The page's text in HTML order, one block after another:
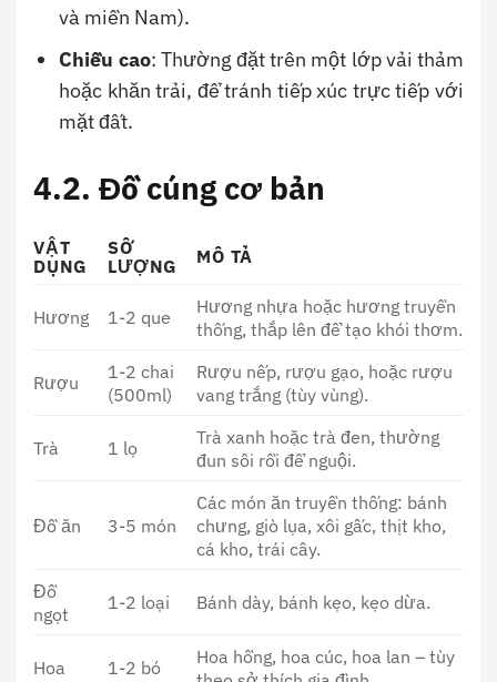
và miền Nam).
Chiều cao: Thường đặt trên một lớp vải thảm
hoặc khăn trải, để tránh tiếp xúc trực tiếp với
mặt đất.
4.2. Đồ cúng cơ bản
VẬT
DỤNG
SỐ
LƯỢNG
MÔ TẢ
Hương 1-2 que
Hương nhựa hoặc hương truyền
thống, thắp lên để tạo khói thơm.
Rượu
1-2 chai
(500ml)
Rượu nếp, rượu gạo, hoặc rượu
vang trắng (tùy vùng).
Trà 1 lọ
Trà xanh hoặc trà đen, thường
đun sôi rồi để nguội.
Đồ ăn 3-5 món
Các món ăn truyền thống: bánh
chưng, giò lụa, xôi gấc, thịt kho,
cá kho, trái cây.
Đồ
ngọt
1-2 loại Bánh dày, bánh kẹo, kẹo dừa.
Hoa 1-2 bó
Hoa hồng, hoa cúc, hoa lan – tùy